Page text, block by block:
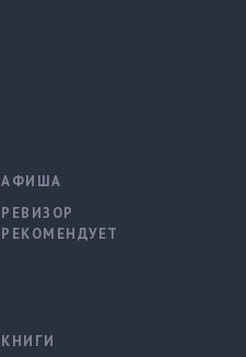
АФИША
РЕВИЗОР
РЕКОМЕНДУЕТ
КНИГИ